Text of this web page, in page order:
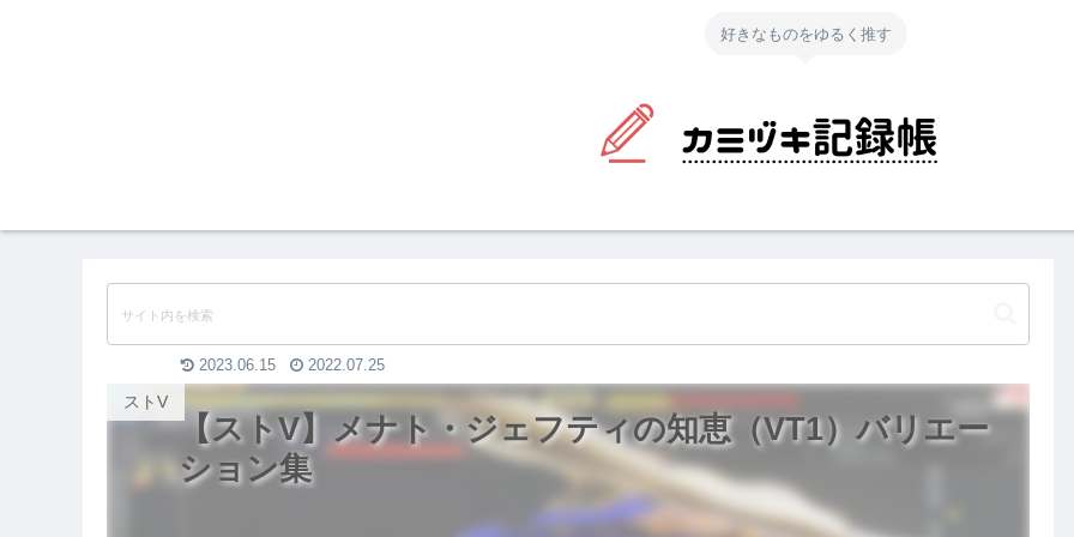
好きなものをゆるく推す
【ストV】メナト・ジェフティの知恵（VT1）バリエー
ション集
ストV
2023.06.15 2022.07.25